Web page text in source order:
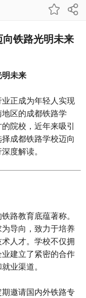
铁路光明未来
未来
正成为年轻人实现
区的成都铁路学
院校，近年来吸引
成都铁路学校迈向
度解读。
路教育底蕴著称。
导向，致力于培养
人才。学校不仅拥
建立了紧密的合作
业渠道。
邀请国内外铁路专